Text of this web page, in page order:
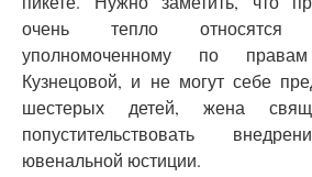
очень тепло
уполномоченному по
Кузнецовой, и не могут себе
шестерых детей, жена
попустительствовать
ювенальной юстиции.